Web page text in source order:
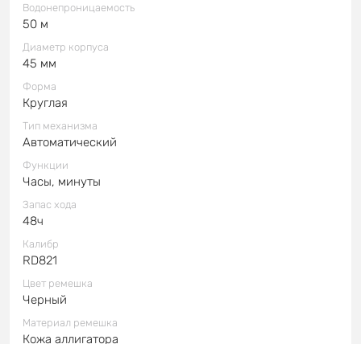
Водонепроницаемость
50 м
Диаметр корпуса
45 мм
Форма
Круглая
Тип механизма
Автоматический
Функции
Часы, минуты
Запас хода
48ч
Калибр
RD821
Цвет ремешка
Черный
Материал ремешка
Кожа аллигатора